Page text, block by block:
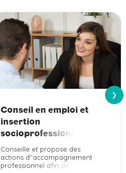
Conseil en emploi et
insertion
socioprofessionnelle
Conseille et propose des
actions d''accompagnement
professionnel afin de favoriser
‹